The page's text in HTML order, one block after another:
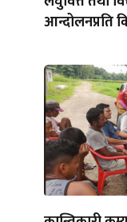
आन्दोलनप्रति